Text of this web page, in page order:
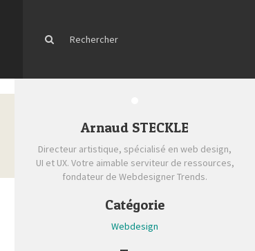
Arnaud STECKLE
Directeur artistique, spécialisé en web design,
UI et UX. Votre aimable serviteur de ressources,
fondateur de Webdesigner Trends.
Catégorie
Webdesign